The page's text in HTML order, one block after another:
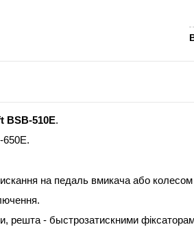
BSB-510E.
650E.
на педаль вмикача або колесом
решта - быстрозатискними